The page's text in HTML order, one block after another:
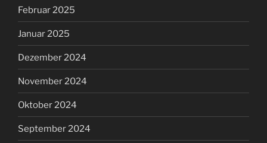
Februar 2025
Januar 2025
Dezember 2024
November 2024
Oktober 2024
September 2024